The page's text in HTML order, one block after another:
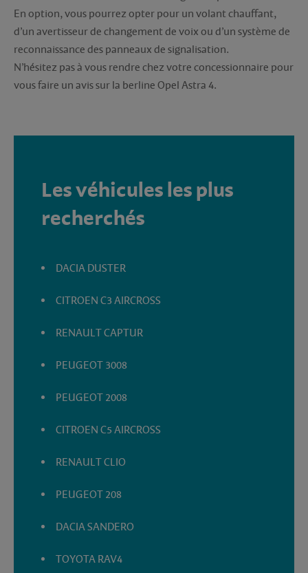
En option, vous pourrez opter pour un volant chauffant,
d’un avertisseur de changement de voix ou d’un système de
reconnaissance des panneaux de signalisation.
N’hésitez pas à vous rendre chez votre concessionnaire pour
vous faire un avis sur la berline Opel Astra 4.
Les véhicules les plus
recherchés
DACIA DUSTER
CITROEN C3 AIRCROSS
RENAULT CAPTUR
PEUGEOT 3008
PEUGEOT 2008
CITROEN C5 AIRCROSS
RENAULT CLIO
PEUGEOT 208
DACIA SANDERO
TOYOTA RAV4